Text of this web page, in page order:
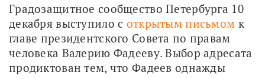
Градозащитное сообщество Петербурга 10
декабря выступило с открытым письмом к
главе президентского Совета по правам
человека Валерию Фадееву. Выбор адресата
продиктован тем, что Фадеев однажды